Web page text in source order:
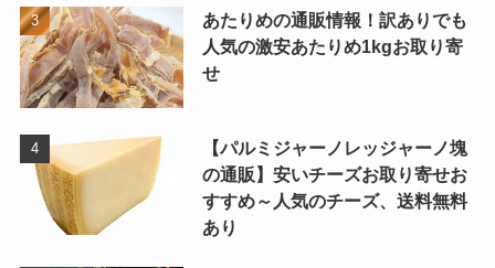
あたりめの通販情報！訳ありでも
人気の激安あたりめ1kgお取り寄
せ
【パルミジャーノレッジャーノ塊
の通販】安いチーズお取り寄せお
すすめ～人気のチーズ、送料無料
あり